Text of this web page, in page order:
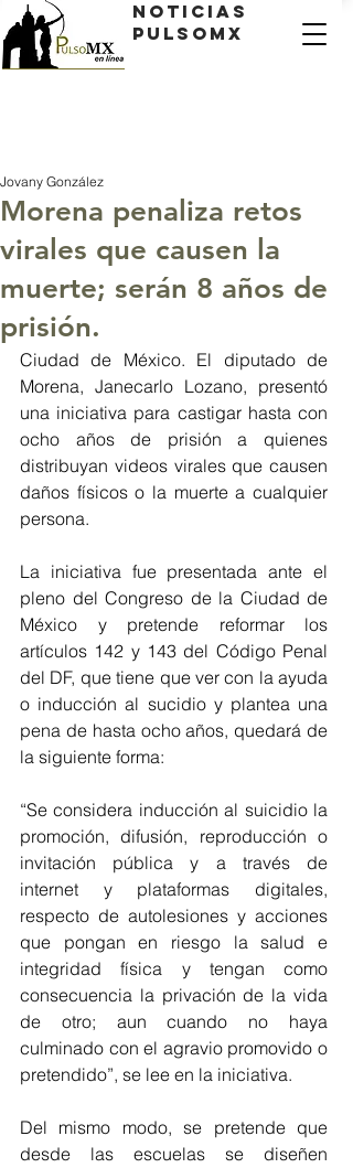
Noticias
PulsoMX
Morena penaliza retos
virales que causen la
muerte; serán 8 años de
prisión.
Jovany González
Ciudad de México. El diputado de
Morena, Janecarlo Lozano, presentó
una iniciativa para castigar hasta con
ocho años de prisión a quienes
distribuyan videos virales que causen
daños físicos o la muerte a cualquier
persona.
La iniciativa fue presentada ante el
pleno del Congreso de la Ciudad de
México y pretende reformar los
artículos 142 y 143 del Código Penal
del DF, que tiene que ver con la ayuda
o inducción al sucidio y plantea una
pena de hasta ocho años, quedará de
la siguiente forma:
“Se considera inducción al suicidio la
promoción, difusión, reproducción o
invitación pública y a través de
internet y plataformas digitales,
respecto de autolesiones y acciones
que pongan en riesgo la salud e
integridad física y tengan como
consecuencia la privación de la vida
de otro; aun cuando no haya
culminado con el agravio promovido o
pretendido”, se lee en la iniciativa.
Del mismo modo, se pretende que
desde las escuelas se diseñen